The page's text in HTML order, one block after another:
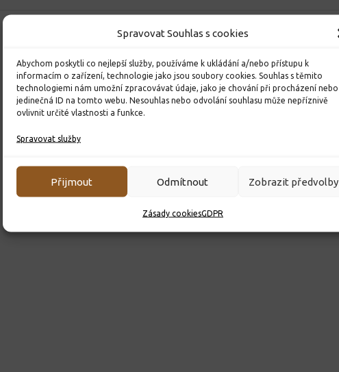
Spravovat Souhlas s cookies
Abychom poskytli co nejlepší služby, používáme k ukládání a/nebo přístupu k
informacím o zařízení, technologie jako jsou soubory cookies. Souhlas s těmito
technologiemi nám umožní zpracovávat údaje, jako je chování při procházení nebo
jedinečná ID na tomto webu. Nesouhlas nebo odvolání souhlasu může nepříznivě
ovlivnit určité vlastnosti a funkce.
Spravovat služby
Přijmout Odmítnout Zobrazit předvolby
Zásady cookiesGDPR